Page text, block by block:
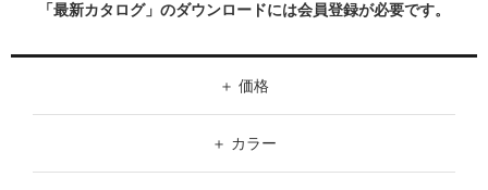
「最新カタログ」のダウンロードには会員登録が必要です。
価格
¥19,801～¥29,800
～
カラー